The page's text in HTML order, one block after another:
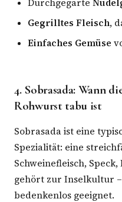
Durchgegarte
Gegrilltes Fleisch,
Einfaches Gemüse
4. Sobrasada: Wann
Rohwurst tabu ist
Sobrasada ist eine
Spezialität: eine
Schweinefleisch,
gehört zur Inselkultur
bedenkenlos geeignet.